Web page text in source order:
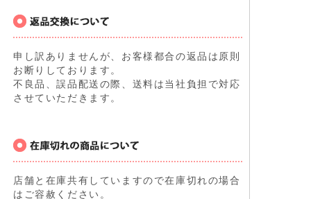
申し訳ありませんが、お客様都合の返品は原則
お断りしております。
不良品、誤品配送の際、送料は当社負担で対応
させていただきます。
店舗と在庫共有していますので在庫切れの場合
はご容赦ください。